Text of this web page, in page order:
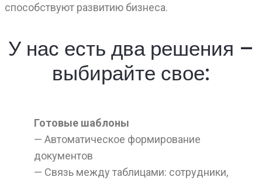
способствуют развитию бизнеса.
У нас есть два решения –
выбирайте свое:
Готовые шаблоны
— Автоматическое формирование
документов
— Связь между таблицами: сотрудники,